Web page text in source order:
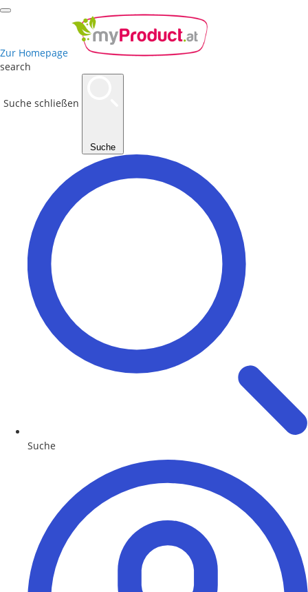
Zur Homepage
search
Suche schließen
Suche
Suche